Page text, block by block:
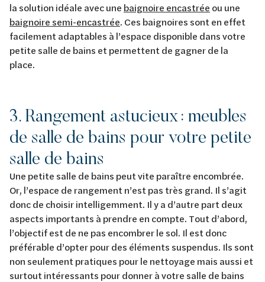
la solution idéale avec une baignoire encastrée ou une
baignoire semi-encastrée. Ces baignoires sont en effet
facilement adaptables à l’espace disponible dans votre
petite salle de bains et permettent de gagner de la
place.
3. Rangement astucieux : meubles
de salle de bains pour votre petite
salle de bains
Une petite salle de bains peut vite paraître encombrée.
Or, l’espace de rangement n’est pas très grand. Il s’agit
donc de choisir intelligemment. Il y a d’autre part deux
aspects importants à prendre en compte. Tout d’abord,
l’objectif est de ne pas encombrer le sol. Il est donc
préférable d’opter pour des éléments suspendus. Ils sont
non seulement pratiques pour le nettoyage mais aussi et
surtout intéressants pour donner à votre salle de bains